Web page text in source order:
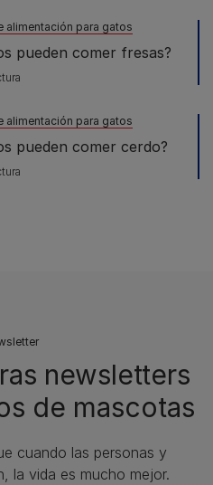
alimentación para gatos
pueden comer fresas?
alimentación para gatos
pueden comer cerdo?
newsletters
de mascotas​
cuando las personas y
la vida es mucho mejor.